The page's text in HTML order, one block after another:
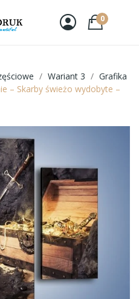
0
Wariant 3
Grafika
– Skarby świeżo wydobyte –